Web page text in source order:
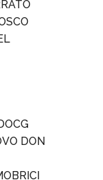
DON